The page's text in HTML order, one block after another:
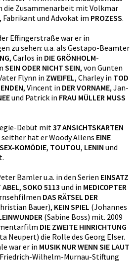
Zusammenarbeit mit Volkmar
und Advokat im PROZESS.
Effingerstraße war er in
zu sehen: u.a. als Gestapo-Beamter
, Carlos in DIE GRÖNHOLM-
SEIN ODER NICHT SEIN, von Gunten
Flynn in ZWEIFEL, Charley in TOD
, Vincent in DER VORNAME, Jan-
und Patrick in FRAU MÜLLER MUSS
Debüt mit 37 ANSICHTSKARTEN
seither hat er Woody Allens EINE
KOMÖDIE, TOUTOU, LENIN und
Bamler u.a. in den Serien EINSATZ
ABEL, SOKO 5113 und in MEDICOPTER
DAS RÄTSEL DER
Bauer), KEIN SPIEL (Johannes
(Sabine Boss) mit. 2009
DIE ZWEITE HINRICHTUNG
Neupert) die Rolle des Georg Elser.
war er in MUSIK NUR WENN SIE LAUT
Wilhelm-Murnau-Stiftung